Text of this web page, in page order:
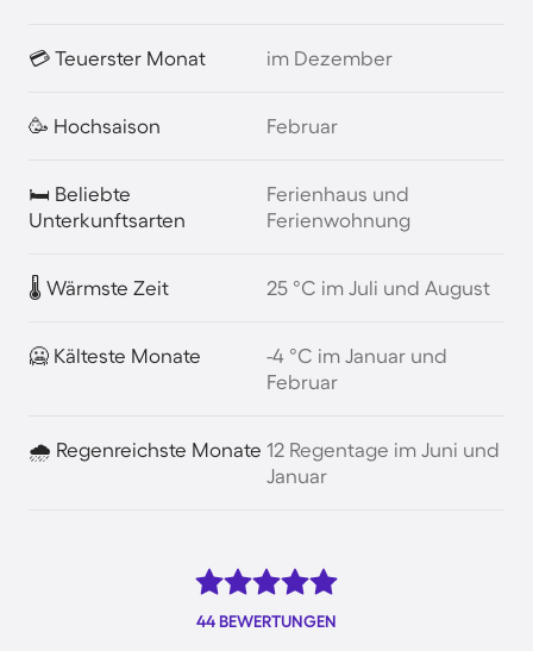
💳 Teuerster Monat im Dezember
🥳 Hochsaison Februar
🛏️ Beliebte
Unterkunftsarten
Ferienhaus und
Ferienwohnung
🌡️ Wärmste Zeit 25 °C im Juli und August
🥶 Kälteste Monate
-4 °C im Januar und
Februar
🌧️ Regenreichste Monate 12 Regentage im Juni und
Januar
44 BEWERTUNGEN